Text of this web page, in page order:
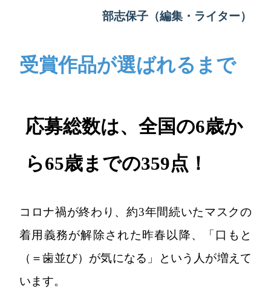
部志保子（編集・ライター）
受賞作品が選ばれるまで
応募総数は、全国の6歳か
ら65歳までの359点！
コロナ禍が終わり、約3年間続いたマスクの
着用義務が解除された昨春以降、「口もと
（＝歯並び）が気になる」という人が増えて
います。